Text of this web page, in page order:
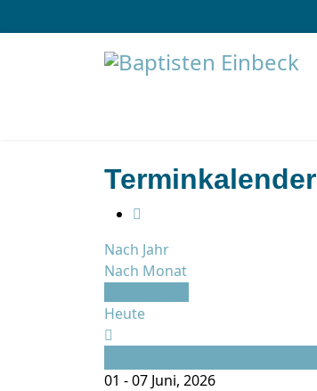
Terminkalender
Nach Jahr
Nach Monat
Heute
01 - 07 Juni, 2026